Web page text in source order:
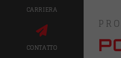
CARRIERA
CONTATTO